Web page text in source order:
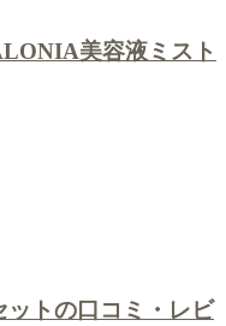
美容液ミスト
ットの口コミ・レビ